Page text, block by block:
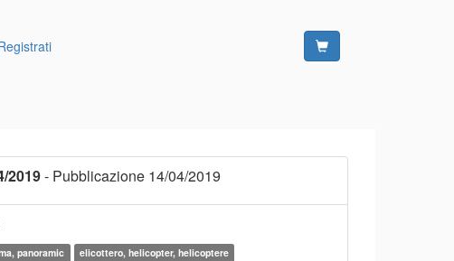
2019- Pubblicazione 14/04/2019
panoramic elicottero, helicopter, helicoptere